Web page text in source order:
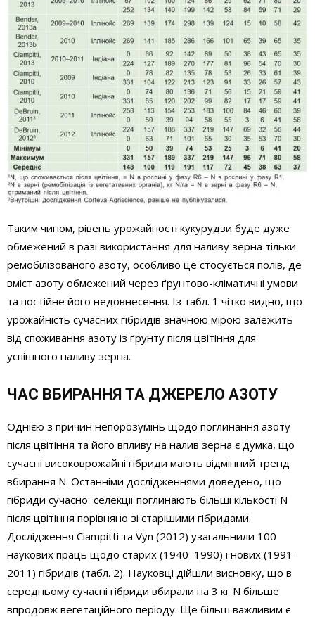
Таким чином, рівень урожайності кукурудзи буде дуже
обмежений в разі використання для наливу зерна тільки
ремобілізованого азоту, особливо це стосується полів, де
вміст азоту обмежений через ґрунтово-кліматичні умови
та постійне його недовнесення. Із табл. 1 чітко видно, що
урожайність сучасних гібридів значною мірою залежить
від споживання азоту із ґрунту після цвітіння для
успішного наливу зерна.
ЧАС ВБИРАННЯ ТА ДЖЕРЕЛО АЗОТУ
Однією з причин непорозумінь щодо поглинання азоту
після цвітіння та його впливу на налив зерна є думка, що
сучасні високо­врожайні гібриди мають відмінний тренд
вбирання N. Останніми дослідженнями доведено, що
гібриди сучасної селекції поглинають більші кількості N
після цвітіння порівняно зі старішими гібридами.
Дослідження Ciampitti та Vyn (2012) узагальнили 100
наукових праць щодо старих (1940–1990) і нових (1991–
2011) гібридів (табл. 2). Науковці дійшли висновку, що в
середньому сучасні гібриди вбирали на 3 кг N більше
впродовж вегетаційного періоду. Ще більш важливим є